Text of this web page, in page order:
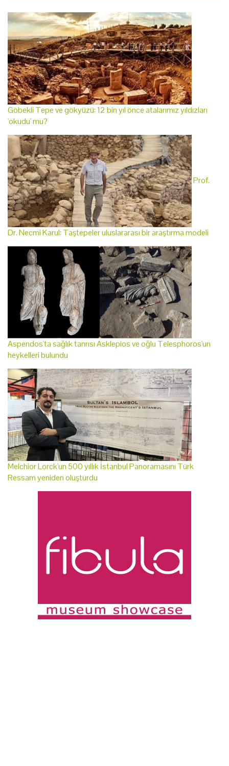
Göbekli Tepe ve gökyüzü: 12 bin yıl önce atalarımız yıldızları
'okudu' mu?
Prof.
Dr. Necmi Karul: Taştepeler uluslararası bir araştırma modeli
Aspendos'ta sağlık tanrısı Asklepios ve oğlu Telesphoros'un
heykelleri bulundu
Melchior Lorck'un 500 yıllık İstanbul Panoramasını Türk
Ressam yeniden oluşturdu